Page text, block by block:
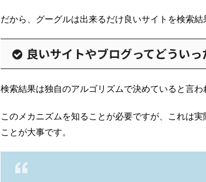
だから、グーグルは出来るだけ良いサイトを検索結
良いサイトやブログってどうい
検索結果は独自のアルゴリズムで決めていると言わ
このメカニズムを知ることが必要ですが、これは
ことが大事です。